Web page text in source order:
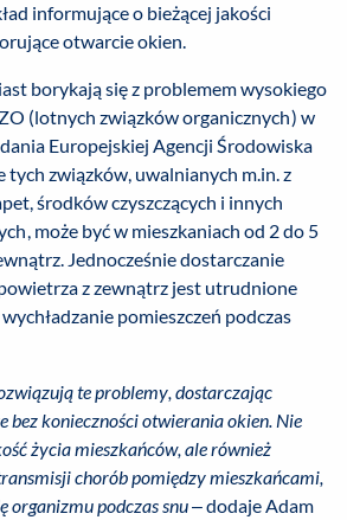
informujące o bieżącej jakości
otwarcie okien.
borykają się z problemem wysokiego
(lotnych związków organicznych) w
Europejskiej Agencji Środowiska
tych związków, uwalnianych m.in. z
środków czyszczących i innych
może być w mieszkaniach od 2 do 5
Jednocześnie dostarczanie
z zewnątrz jest utrudnione
pomieszczeń podczas
te problemy, dostarczając
bez konieczności otwierania okien. Nie
życia mieszkańców, ale również
chorób pomiędzy mieszkańcami,
organizmu podczas snu– dodaje Adam